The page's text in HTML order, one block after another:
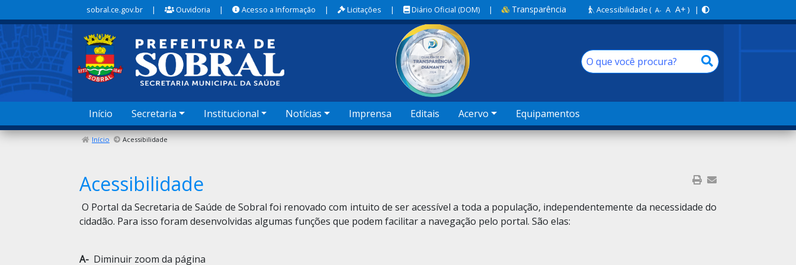
sobral.ce.gov.br | Ouvidoria | Acesso a Informação | Licitações | Diário Oficial (DOM) | Transparência Acessibilidade( A- A A+ ) |
Início Secretaria Institucional Notícias Imprensa Editais Acervo Equipamentos
Início Acessibilidade
Acessibilidade
O Portal da Secretaria de Saúde de Sobral foi renovado com intuito de ser acessível a toda a população, independentemente da necessidade do
cidadão. Para isso foram desenvolvidas algumas funções que podem facilitar a navegação pelo portal. São elas:
A- Diminuir zoom da página